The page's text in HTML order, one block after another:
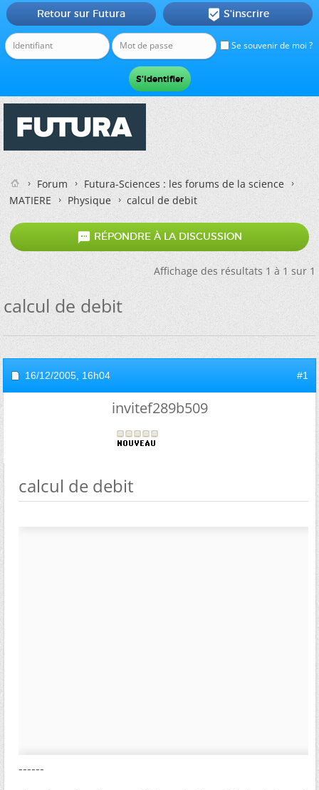
Se souvenir de moi ?
Retour sur Futura  S'inscrire
Forum
Futura-Sciences : les forums de la science
MATIERE
Physique calcul de debit
 RÉPONDRE À LA DISCUSSION
Affichage des résultats 1 à 1 sur 1
calcul de debit
16/12/2005, 16h04 #1
invitef289b509
calcul de debit
------